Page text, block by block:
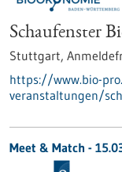
Schaufenster
Stuttgart,
https://www.bio-
veranstaltungen/
Meet & Match -